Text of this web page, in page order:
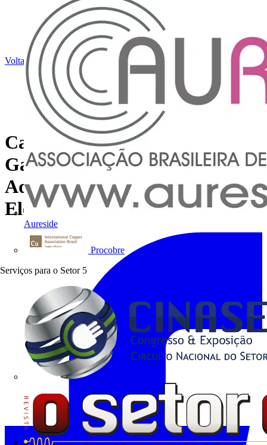
Aureside
Procobre
Serviços para o Setor 5
Voltar para Notícias
Caixa de Passagem:
Garantindo uma Proteção
Adequada para as Conexões
Elétricas